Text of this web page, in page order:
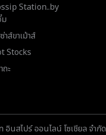
Station..by
ม
าส์ขาเม้าส์
Stocks
ถะ
สไปร์ ออนไลน์ โซเชียล จำกัด